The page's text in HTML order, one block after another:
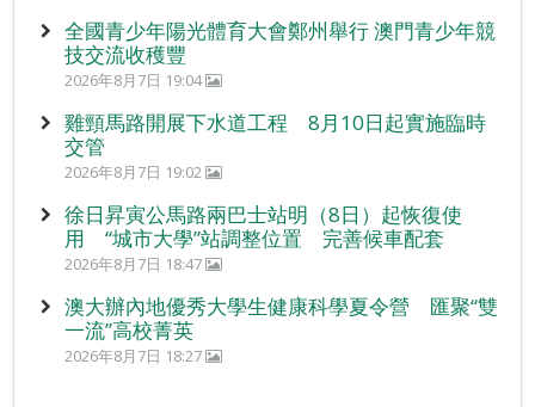
全國青少年陽光體育大會鄭州舉行 澳門青少年競
技交流收穫豐
2026年8月7日 19:04
雞頸馬路開展下水道工程 8月10日起實施臨時
交管
2026年8月7日 19:02
徐日昇寅公馬路兩巴士站明（8日）起恢復使
用 “城市大學”站調整位置 完善候車配套
2026年8月7日 18:47
澳大辦內地優秀大學生健康科學夏令營 匯聚“雙
一流”高校菁英
2026年8月7日 18:27